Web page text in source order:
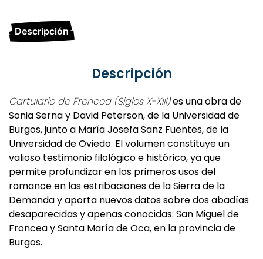
Descripción
Descripción
Cartulario de Froncea (Siglos X-XIII)es una obra de
Sonia Serna y David Peterson, de la Universidad de
Burgos, junto a María Josefa Sanz Fuentes, de la
Universidad de Oviedo. El volumen constituye un
valioso testimonio filológico e histórico, ya que
permite profundizar en los primeros usos del
romance en las estribaciones de la Sierra de la
Demanda y aporta nuevos datos sobre dos abadías
desaparecidas y apenas conocidas: San Miguel de
Froncea y Santa María de Oca, en la provincia de
Burgos.